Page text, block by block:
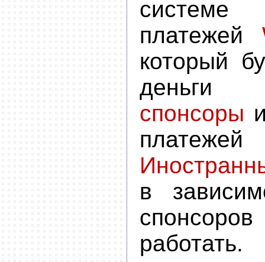
системе
платежей
который
спонсоры
в
работать.